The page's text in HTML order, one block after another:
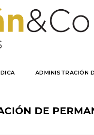
ADMINISTRACIÓN
DE